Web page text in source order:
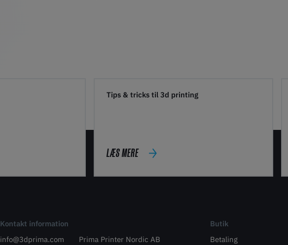
Tips & tricks til 3d printing
LÆS MERE
Kontakt information
info@3dprima.com
Prima Printer Nordic AB
Butik
Betaling